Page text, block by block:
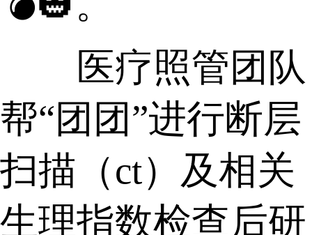
医疗照管团队
帮“团团”进行断层
扫描（ct）及相关
生理指数检查后研